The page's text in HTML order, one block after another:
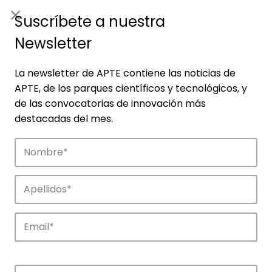
Noticias
Suscríbete a nuestra
Newsletter
La newsletter de APTE contiene las noticias de
APTE, de los parques científicos y tecnológicos, y
de las convocatorias de innovación más
destacadas del mes.